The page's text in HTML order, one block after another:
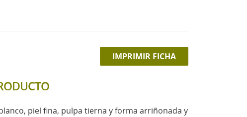
IMPRIMIR FICHA
piel fina, pulpa tierna y forma arriñonada y